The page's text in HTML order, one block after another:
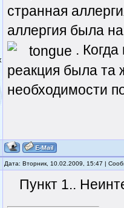
странная
аллергия была
.
реакция была та
необходимости
Дата: Вторник, 10.02.2009, 15:47 |
Пункт 1..